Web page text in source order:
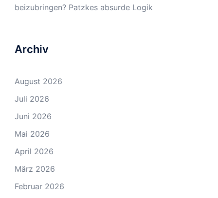
beizubringen? Patzkes absurde Logik
Archiv
August 2026
Juli 2026
Juni 2026
Mai 2026
April 2026
März 2026
Februar 2026